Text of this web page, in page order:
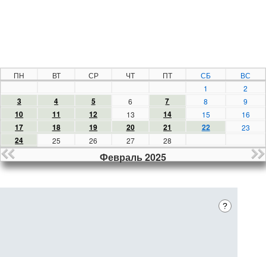
ПН ВТ СР ЧТ ПТ СБ
ВС
1
2
3 4 5 6 7 8 9
10 11 12 13 14 15 16
17 18 19 20 21 22 23
24 25 26 27 28
Февраль 2025
?